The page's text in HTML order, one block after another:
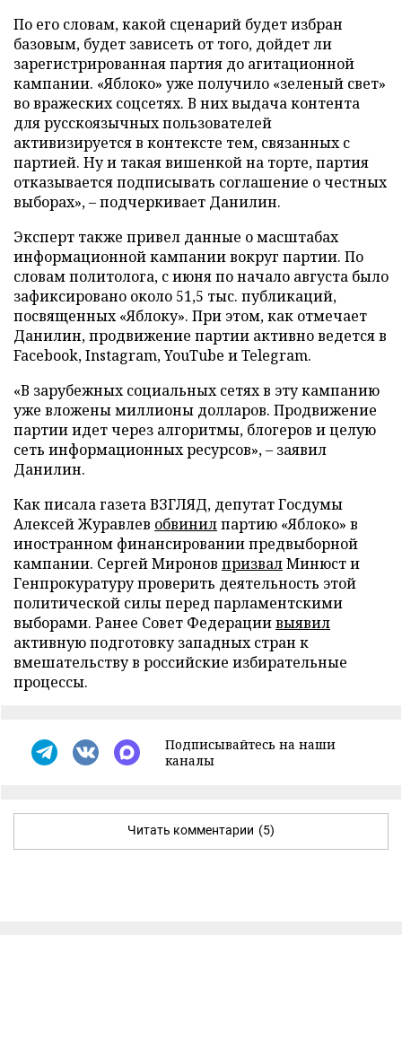
По его словам, какой сценарий будет избран
базовым, будет зависеть от того, дойдет ли
зарегистрированная партия до агитационной
кампании. «Яблоко» уже получило «зеленый свет»
во вражеских соцсетях. В них выдача контента
для русскоязычных пользователей
активизируется в контексте тем, связанных с
партией. Ну и такая вишенкой на торте, партия
отказывается подписывать соглашение о честных
выборах», – подчеркивает Данилин.
Эксперт также привел данные о масштабах
информационной кампании вокруг партии. По
словам политолога, с июня по начало августа было
зафиксировано около 51,5 тыс. публикаций,
посвященных «Яблоку». При этом, как отмечает
Данилин, продвижение партии активно ведется в
Facebook, Instagram, YouTube и Telegram.
«В зарубежных социальных сетях в эту кампанию
уже вложены миллионы долларов. Продвижение
партии идет через алгоритмы, блогеров и целую
сеть информационных ресурсов», – заявил
Данилин.
Как писала газета ВЗГЛЯД, депутат Госдумы
Алексей Журавлев обвинилпартию «Яблоко» в
иностранном финансировании предвыборной
кампании. Сергей Миронов призвалМинюст и
Генпрокуратуру проверить деятельность этой
политической силы перед парламентскими
выборами. Ранее Совет Федерациивыявил
активную подготовку западных стран к
вмешательству в российские избирательные
процессы.
Подписывайтесь на наши
каналы
Читать комментарии (5)